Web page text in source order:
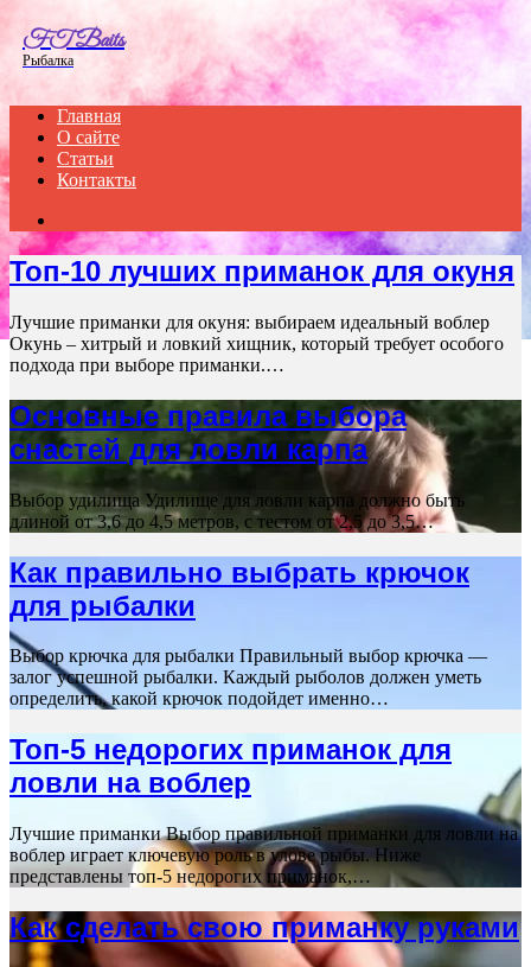
FT Baits
Рыбалка
Главная
О сайте
Статьи
Контакты
for
Топ-10 лучших приманок для окуня
Лучшие приманки для окуня: выбираем идеальный воблер
Окунь – хитрый и ловкий хищник, который требует особого
подхода при выборе приманки.…
Основные правила выбора
снастей для ловли карпа
Выбор удилища Удилище для ловли карпа должно быть
длиной от 3,6 до 4,5 метров, с тестом от 2,5 до 3,5…
Как правильно выбрать крючок
для рыбалки
Выбор крючка для рыбалки Правильный выбор крючка —
залог успешной рыбалки. Каждый рыболов должен уметь
определить, какой крючок подойдет именно…
Топ-5 недорогих приманок для
ловли на воблер
Лучшие приманки Выбор правильной приманки для ловли на
воблер играет ключевую роль в улове рыбы. Ниже
представлены топ-5 недорогих приманок,…
Как сделать свою приманку руками